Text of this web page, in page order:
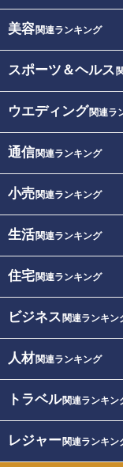
美容関連ランキング
スポーツ＆ヘルス
ウエディング関連ラ
通信関連ランキング
小売関連ランキング
生活関連ランキング
住宅関連ランキング
ビジネス 関連ランキン
人材関連ランキング
トラベル関連ランキン
レジャー関連ランキン